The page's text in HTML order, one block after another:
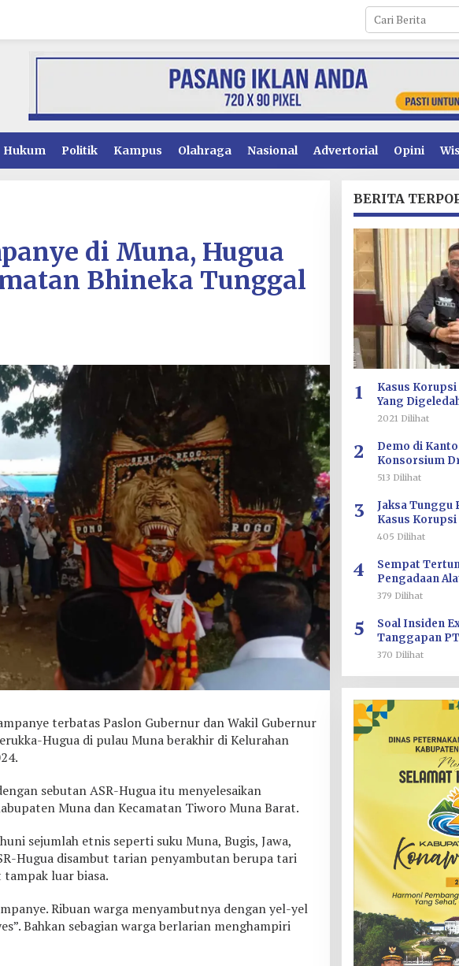
Hukum Politik Kampus Olahraga Nasional Advertorial Opini
di Muna, Hugua
Bhineka Tunggal
terbatas Paslon Gubernur dan Wakil Gubernur
Hugua di pulau Muna berakhir di Kelurahan
sebutan ASR-Hugua itu menyelesaikan
Muna dan Kecamatan Tiworo Muna Barat.
sejumlah etnis seperti suku Muna, Bugis, Jawa,
Hugua disambut tarian penyambutan berupa tari
luar biasa.
Ribuan warga menyambutnya dengan yel-yel
Bahkan sebagian warga berlarian menghampiri
BERITA
1
Kasus Korupsi
Yang
Saksi AA
2021 Dilihat
2
Demo di
Konsorsium
Tuntut
513 Dilihat
3
Jaksa Tunggu
Kasus
CV Wahana
405 Dilihat
4
Sempat
Pengadaan
PT SJS Besok
379 Dilihat
5
Soal Insiden
Tanggapan
370 Dilihat